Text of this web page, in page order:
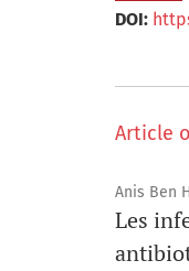
DOI:
Article
Anis Ben
Les